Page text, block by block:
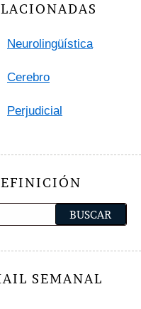
Neurolingüística
Cerebro
Perjudicial
SEMANAL